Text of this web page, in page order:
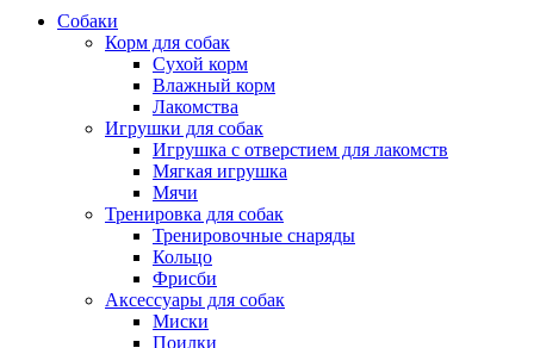
Собаки
Корм для собак
Сухой корм
Влажный корм
Лакомства
Игрушки для собак
Игрушка с отверстием для лакомств
Мягкая игрушка
Мячи
Тренировка для собак
Тренировочные снаряды
Кольцо
Фрисби
Аксессуары для собак
Миски
Поилки